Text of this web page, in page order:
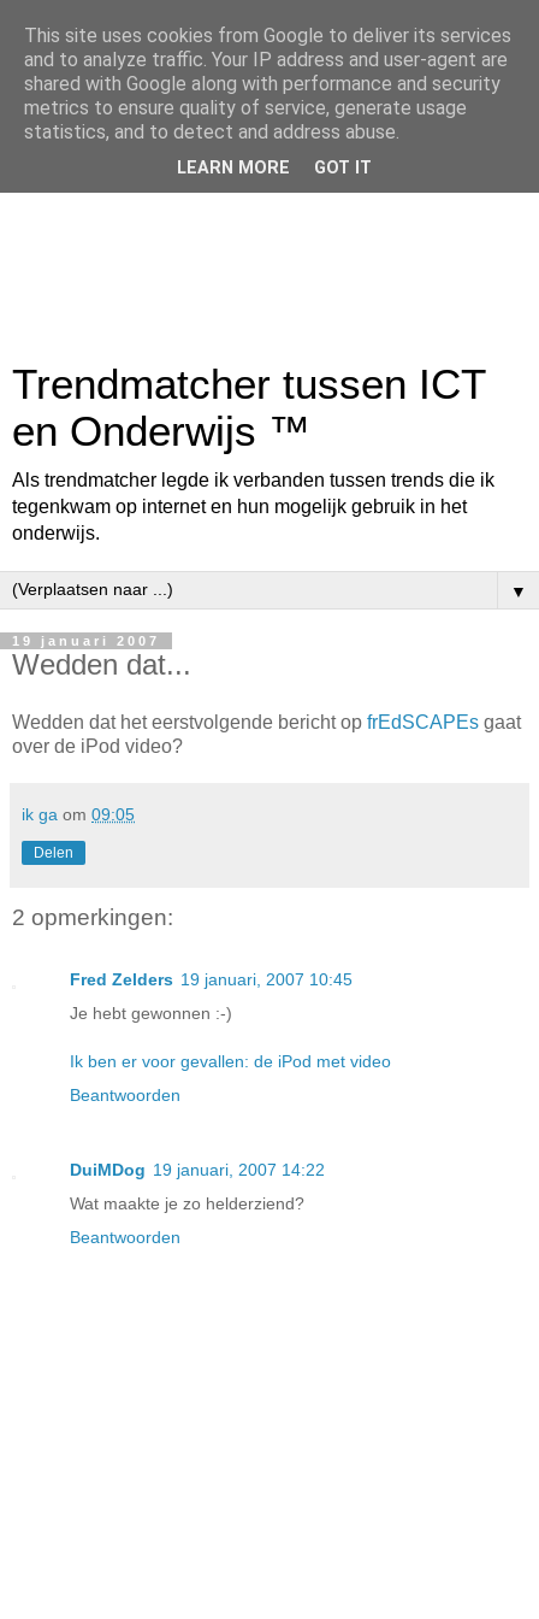
Trendmatcher tussen ICT
en Onderwijs ™
Als trendmatcher legde ik verbanden tussen trends die ik
tegenkwam op internet en hun mogelijk gebruik in het
onderwijs.
▼
19 januari 2007
Wedden dat...
Wedden dat het eerstvolgende bericht op frEdSCAPEs gaat
over de iPod video?
ik ga om 09:05
Delen
2 opmerkingen:
Fred Zelders 19 januari, 2007 10:45
Je hebt gewonnen :-)
Ik ben er voor gevallen: de iPod met video
Beantwoorden
DuiMDog 19 januari, 2007 14:22
Wat maakte je zo helderziend?
Beantwoorden
This site uses cookies from Google to deliver its services
and to analyze traffic. Your IP address and user-agent are
shared with Google along with performance and security
metrics to ensure quality of service, generate usage
statistics, and to detect and address abuse.
LEARN MORE GOT IT